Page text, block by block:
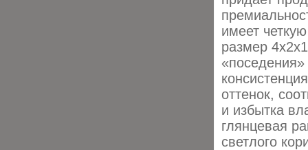
имеет
размер
«поседения»
оттенок,
и избытка
глянцевая
светлого